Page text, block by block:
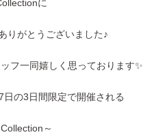
に
りがとうございました♪
フ一同嬉しく思っております✨
の3日間限定で開催される
～